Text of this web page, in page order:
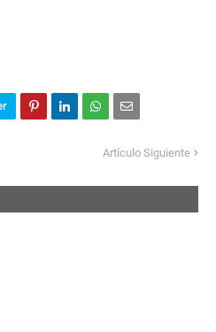
Artículo Siguiente